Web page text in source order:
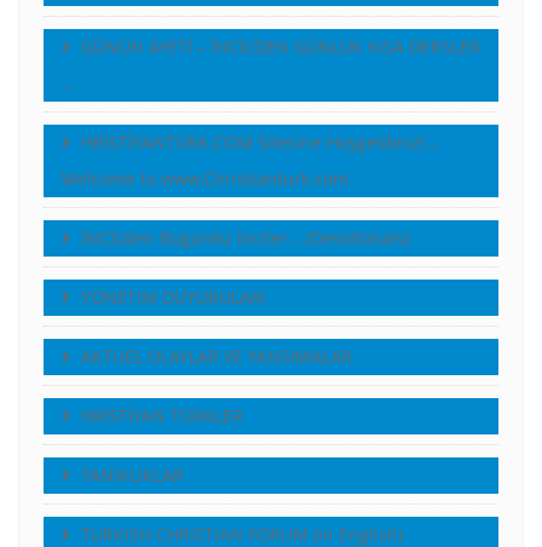
GÜNÜN AYETİ – İNCİL’DEN GÜNLÜK KISA DERSLER
…
HRİSTİYANTÜRK.COM Sitesine Hoşgeldiniz!…
Welcome to www.Christianturk.com
İNCİL’den Bugünkü İnciler… (Devotionals)
YÖNETiM DUYURULARI
AKTUEL OLAYLAR VE YANSIMALAR
HRİSTİYAN TÜRKLER
TANIKLIKLAR
TURKISH CHRISTIAN FORUM (in English)